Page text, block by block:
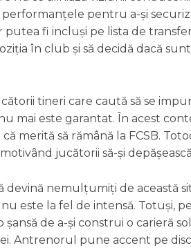
pentru a-și
fi incluși pe lista de
în club și să decidă dacă
tineri care caută să se
mai este garantat. În acest
merită să rămână la FCSB.
jucătorii să-și
devină nemulțumiți de această
este la fel de intensă. Totuși,
de a-și construi o carieră
Antrenorul pune accent pe